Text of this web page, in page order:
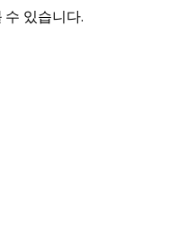
있습니다.